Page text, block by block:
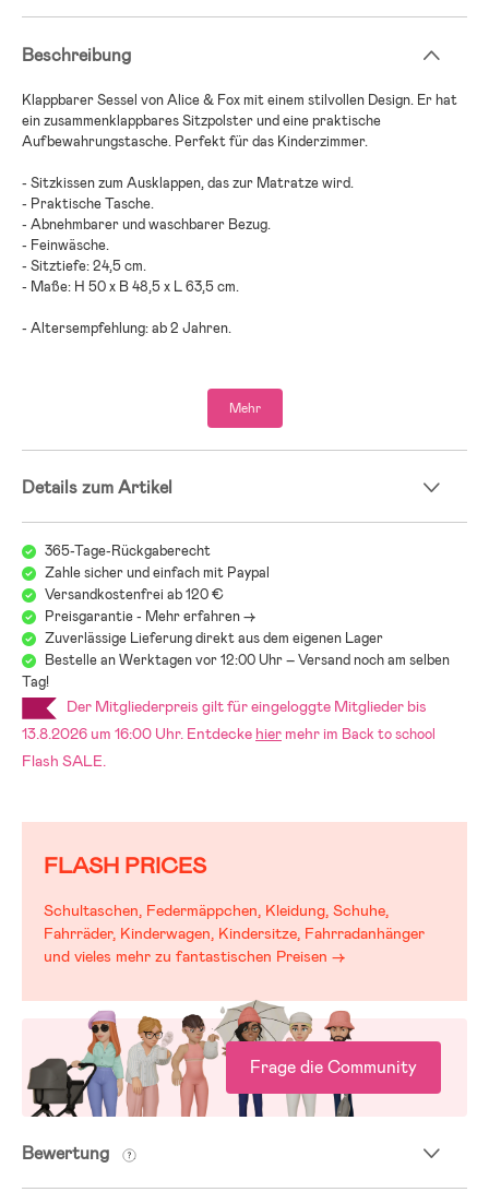
Beschreibung
Klappbarer Sessel von Alice & Fox mit einem stilvollen Design. Er hat
ein zusammenklappbares Sitzpolster und eine praktische
Aufbewahrungstasche. Perfekt für das Kinderzimmer.
- Sitzkissen zum Ausklappen, das zur Matratze wird.
- Praktische Tasche.
- Abnehmbarer und waschbarer Bezug.
- Feinwäsche.
- Sitztiefe: 24,5 cm.
- Maße: H 50 x B 48,5 x L 63,5 cm.
- Altersempfehlung: ab 2 Jahren.
Mehr
Details zum Artikel
365-Tage-Rückgaberecht
Zahle sicher und einfach mit Paypal
Versandkostenfrei ab 120 €
Preisgarantie - Mehr erfahren ->
Zuverlässige Lieferung direkt aus dem eigenen Lager
Bestelle an Werktagen vor 12:00 Uhr – Versand noch am selben
Tag!
Der Mitgliederpreis gilt für eingeloggte Mitglieder bis
13.8.2026 um 16:00 Uhr. Entdecke hier mehr im Back to school
Flash SALE.
FLASH PRICES
Schultaschen, Federmäppchen, Kleidung, Schuhe,
Fahrräder, Kinderwagen, Kindersitze, Fahrradanhänger
und vieles mehr zu fantastischen Preisen →
Frage die Community
Bewertung